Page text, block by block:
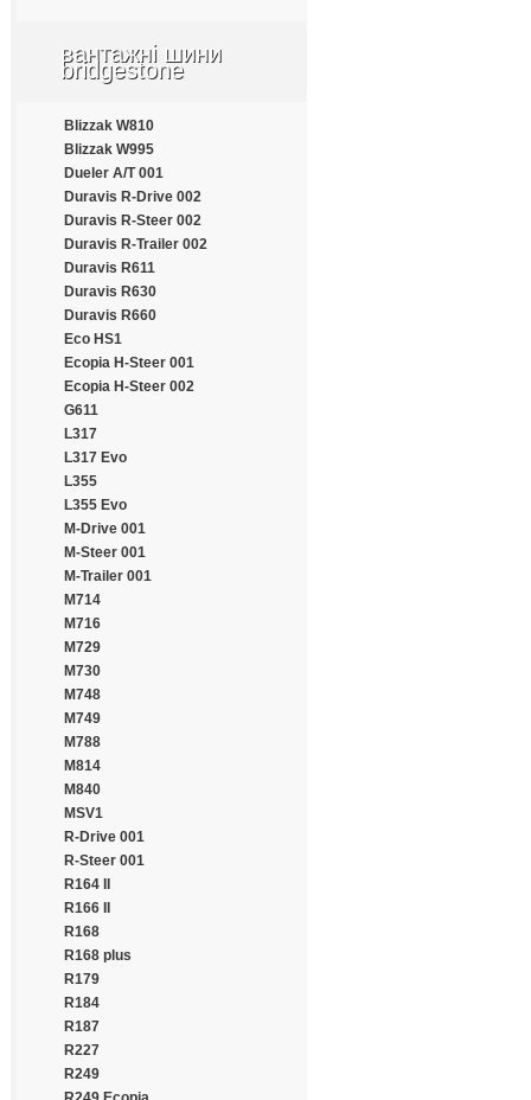
Armforce
Armstrong
Aufine
Austone
Autogrip
Barum
Benton
Bestrich
BFGoodrich
Blacklion
Bontyre
Boto
Bridgestone
Cachland
Carleo
Changfeng
Comforser
Compasal
Constancy
Continental
Cooper
Cooper Chengshan
Cossack
Cratos
CrossWind
Daewoo
Dayton
Debica
Deestone
Diamondback
Distance
Double Coin
Double Happiness
Double Road
Doublestar
Doupro
Drivemaster
Dunlop
Duraturn
Durun
Eced
Ecovision
Estrada
вантажні шини
bridgestone
Blizzak W810
Blizzak W995
Dueler A/T 001
Duravis R-Drive 002
Duravis R-Steer 002
Duravis R-Trailer 002
Duravis R611
Duravis R630
Duravis R660
Eco HS1
Ecopia H-Steer 001
Ecopia H-Steer 002
G611
L317
L317 Evo
L355
L355 Evo
M-Drive 001
M-Steer 001
M-Trailer 001
M714
M716
M729
M730
M748
M749
M788
M814
M840
MSV1
R-Drive 001
R-Steer 001
R164 II
R166 II
R168
R168 plus
R179
R184
R187
R227
R249